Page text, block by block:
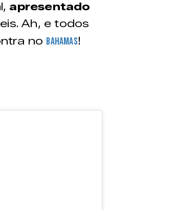
apresentado
Ah, e todos
no Bahamas!